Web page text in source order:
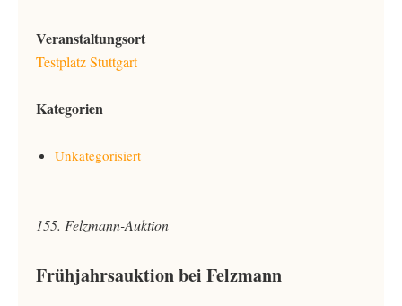
Veranstaltungsort
Testplatz Stuttgart
Kategorien
Unkategorisiert
155. Felzmann-Auktion
Frühjahrsauktion bei Felzmann